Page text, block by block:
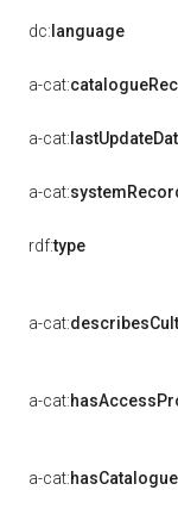
dc: language
a-cat:
a-cat:
a-cat:
rdf:type
a-cat:
a-cat:
a-cat: